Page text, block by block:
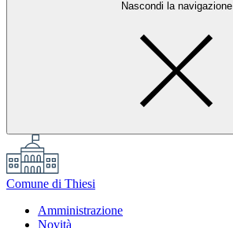
Nascondi la navigazione
Comune di Thiesi
Amministrazione
Novità